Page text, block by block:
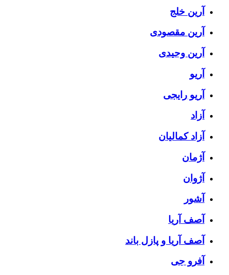
آرین خلج
آرین مقصودی
آرین وحیدی
آریو
آریو رایجی
آزاد
آزاد کمالیان
آژمان
آژوان
آشور
آصف آریا
آصف آریا و پازل باند
آفرو جی